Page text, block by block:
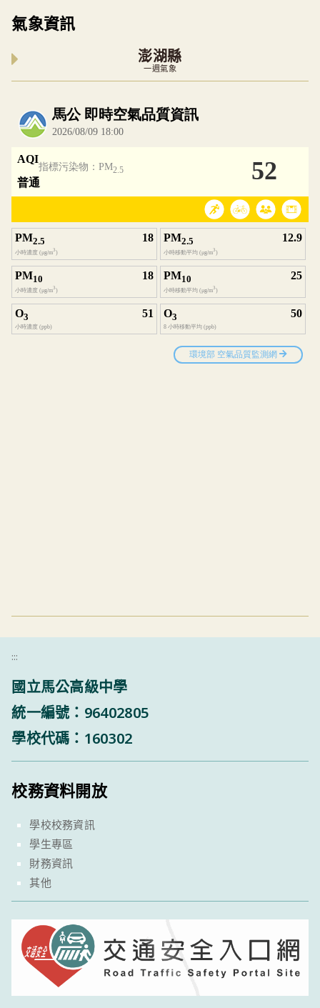
氣象資訊
澎湖縣
一週氣象
內嵌空氣品質小工具為視覺預覽，完整即時空
:::
國立馬公高級中學
統一編號：96402805
學校代碼：160302
校務資料開放
學校校務資訊
學生專區
財務資訊
其他